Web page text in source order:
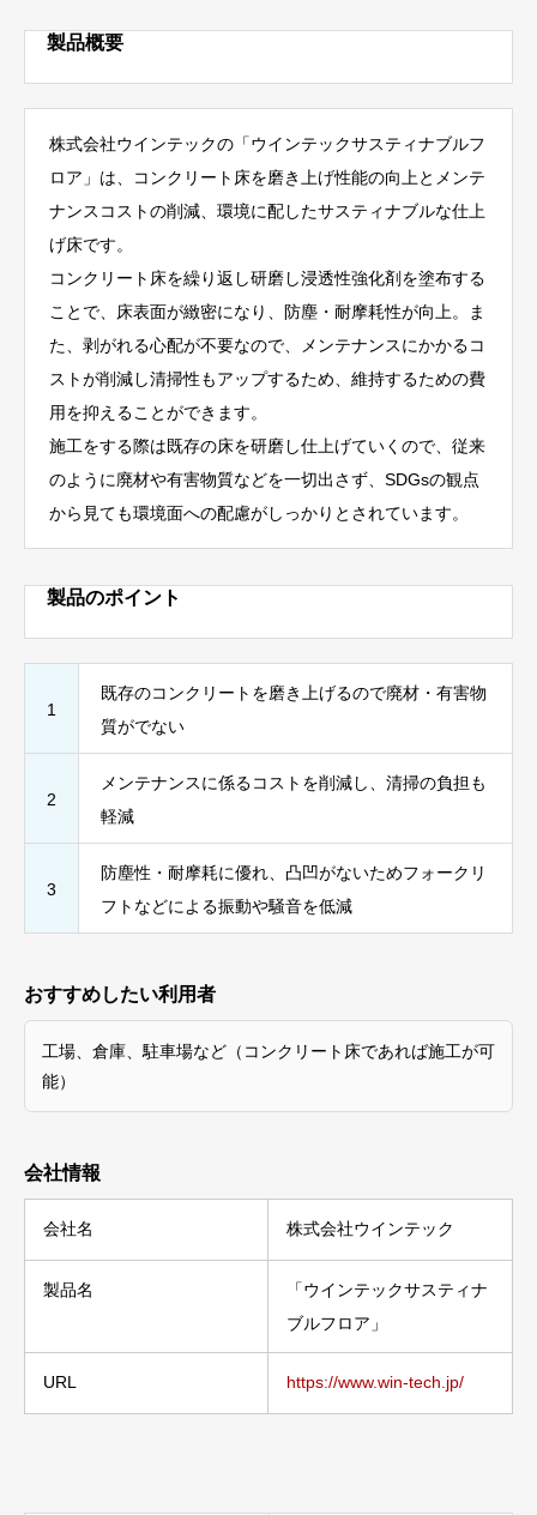
製品概要
株式会社ウインテックの「ウインテックサスティナブルフ
ロア」は、コンクリート床を磨き上げ性能の向上とメンテ
ナンスコストの削減、環境に配したサスティナブルな仕上
げ床です。
コンクリート床を繰り返し研磨し浸透性強化剤を塗布する
ことで、床表面が緻密になり、防塵・耐摩耗性が向上。ま
た、剥がれる心配が不要なので、メンテナンスにかかるコ
ストが削減し清掃性もアップするため、維持するための費
用を抑えることができます。
施工をする際は既存の床を研磨し仕上げていくので、従来
のように廃材や有害物質などを一切出さず、SDGsの観点
から見ても環境面への配慮がしっかりとされています。
製品のポイント
1
既存のコンクリートを磨き上げるので廃材・有害物
質がでない
2
メンテナンスに係るコストを削減し、清掃の負担も
軽減
3
防塵性・耐摩耗に優れ、凸凹がないためフォークリ
フトなどによる振動や騒音を低減
おすすめしたい利用者
工場、倉庫、駐車場など（コンクリート床であれば施工が可
能）
会社情報
会社名 株式会社ウインテック
製品名
「ウインテックサスティナ
ブルフロア」
URL https://www.win-tech.jp/